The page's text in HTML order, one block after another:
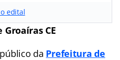
edital
CE
da Prefeitura de